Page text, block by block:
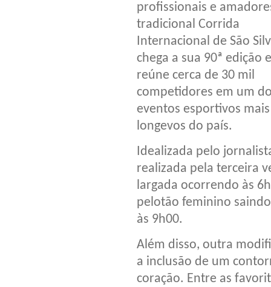
profissionais e
tradicional Corrida
Internacional de São
chega a sua 90ª edição e
reúne cerca de 30 mil
competidores em um
eventos esportivos mais
longevos do país.
Idealizada pelo
realizada pela terceira
largada ocorrendo às
pelotão feminino
às 9h00.
Além disso, outra
a inclusão de um
coração. Entre as